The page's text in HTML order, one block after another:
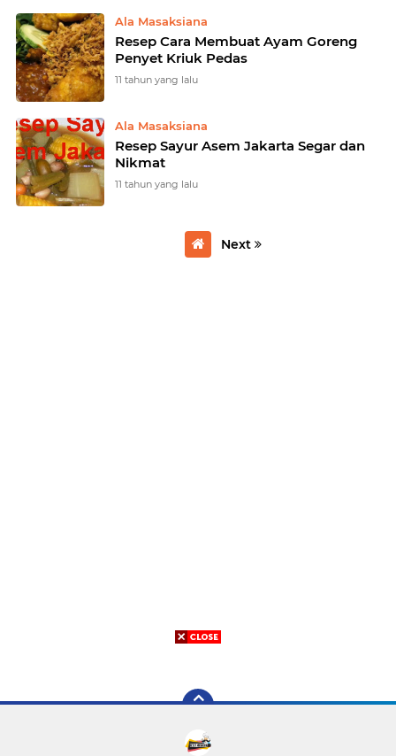
Ala Masaksiana
Resep Cara Membuat Ayam Goreng
Penyet Kriuk Pedas
11 tahun yang lalu
Ala Masaksiana
Resep Sayur Asem Jakarta Segar dan
Nikmat
11 tahun yang lalu
Next